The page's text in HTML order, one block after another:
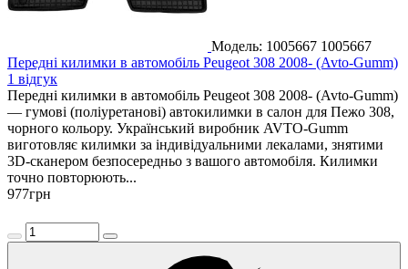
Модель: 1005667 1005667
Передні килимки в автомобіль Peugeot 308 2008- (Avto-Gumm)
1 відгук
Передні килимки в автомобіль Peugeot 308 2008- (Avto-Gumm)
— гумові (поліуретанові) автокилимки в салон для Пежо 308,
чорного кольору. Український виробник AVTO-Gumm
виготовляє килимки за індивідуальними лекалами, знятими
3D-сканером безпосередньо з вашого автомобіля. Килимки
точно повторюють...
977грн